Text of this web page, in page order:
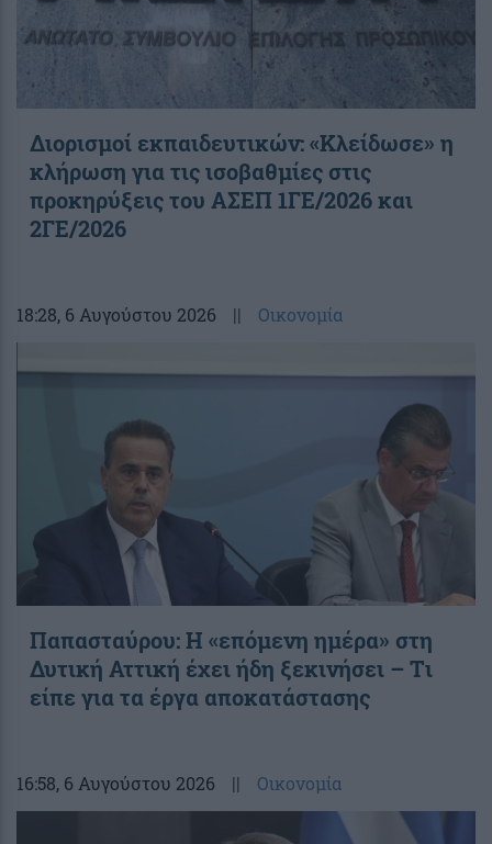
Διορισμοί εκπαιδευτικών: «Κλείδωσε» η
κλήρωση για τις ισοβαθμίες στις
προκηρύξεις του ΑΣΕΠ 1ΓΕ/2026 και
2ΓΕ/2026
18:28, 6 Αυγούστου 2026 || Οικονομία
Παπασταύρου: Η «επόμενη ημέρα» στη
Δυτική Αττική έχει ήδη ξεκινήσει – Tι
είπε για τα έργα αποκατάστασης
16:58, 6 Αυγούστου 2026 || Οικονομία